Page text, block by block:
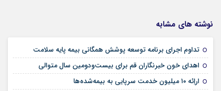
نوشته های مشابه
تداوم اجرای برنامه توسعه پوشش همگانی بیمه پایه سلامت
اهدای خون خبرنگاران قم برای بیست‌ودومین سال متوالی
اراِئه ۱۰ میلیون خدمت سرپایی به بیمه‌شده‌ها